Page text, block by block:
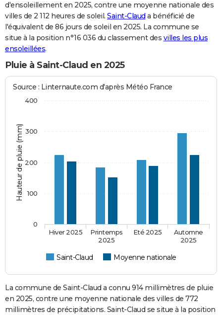
d'ensoleillement en 2025, contre une moyenne nationale des
villes de 2 112 heures de soleil. Saint-Claud a bénéficié de
l'équivalent de 86 jours de soleil en 2025. La commune se
situe à la position n°16 036 du classement des villes les plus
ensoleillées.
Pluie à Saint-Claud en 2025
Hauteur de pluie (mm)
Source : Linternaute.com d'après Météo France
Saint-Claud Moyenne nationale
Hiver 2025
Printemps
2025
Eté 2025
Automne
2025
0
100
200
300
400
La commune de Saint-Claud a connu 914 millimètres de pluie
en 2025, contre une moyenne nationale des villes de 772
millimètres de précipitations. Saint-Claud se situe à la position